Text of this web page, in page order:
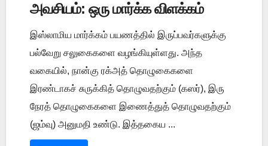
அவசியம்: ஒரு மார்க்க விளக்கம்
இஸ்லாமிய மார்க்கம் பயணத்தில் இருப்பவர்களுக்கு
பல்வேறு சலுகைகளை வழங்கியுள்ளது. அந்த
வகையில், நான்கு ரக்அத் தொழுகைகளை
இரண்டாகச் சுருக்கித் தொழுவதற்கும் (கஸர்), இரு
நேரத் தொழுகைகளை இணைத்துத் தொழுவதற்கும்
(ஜம்வு) அனுமதி உண்டு. இத்தகைய ...